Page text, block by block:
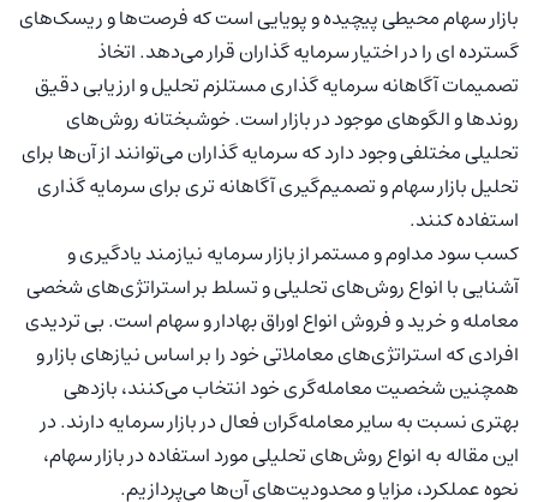
بازار سهام محیطی پیچیده و پویایی است که فرصت‌ها و ریسک‌های
گسترده ای را در اختیار سرمایه گذاران قرار می‌دهد. اتخاذ
تصمیمات آگاهانه سرمایه گذاری مستلزم تحلیل و ارزیابی دقیق
روندها و الگوهای موجود در بازار است. خوشبختانه روش‌های
تحلیلی مختلفی وجود دارد که سرمایه گذاران می‌توانند از آن‌ها برای
تحلیل بازار سهام و تصمیم‌گیری آگاهانه تری برای سرمایه گذاری
استفاده کنند.
کسب سود مداوم و مستمر از بازار سرمایه نیازمند یادگیری و
آشنایی با انواع روش‌های تحلیلی و تسلط بر استراتژی‌های شخصی
معامله و خرید و فروش انواع اوراق بهادار و سهام است. بی تردیدی
افرادی که استراتژی‌های معاملاتی خود را بر اساس نیازهای بازار و
همچنین شخصیت معامله‌گری خود انتخاب می‌کنند، بازدهی
بهتری نسبت به سایر معامله‌گران فعال در بازار سرمایه دارند. در
این مقاله به انواع روش‌های تحلیلی مورد استفاده در بازار سهام،
نحوه عملکرد، مزایا و محدودیت‌های آن‌ها می‌پردازیم.